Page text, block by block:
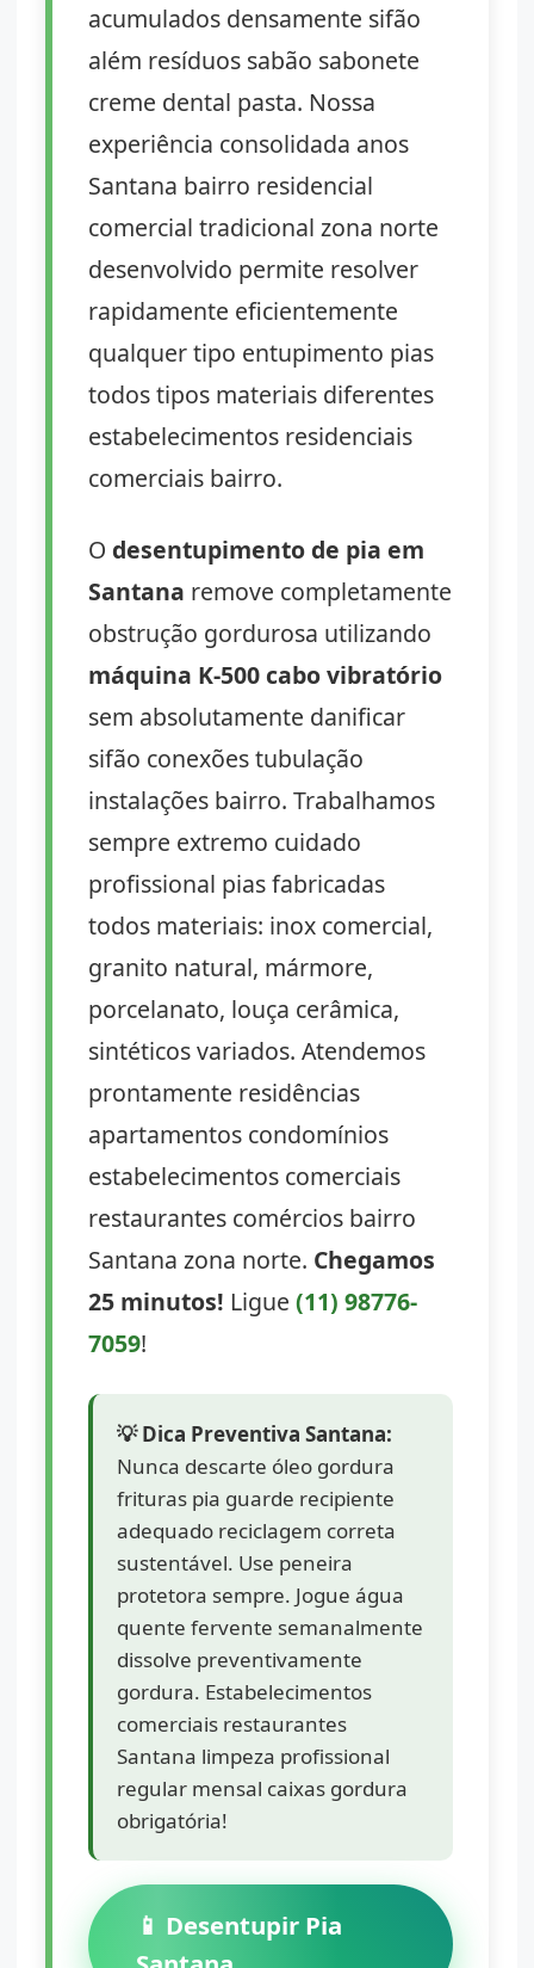
acumulados densamente sifão
além resíduos sabão sabonete
creme dental pasta. Nossa
experiência consolidada anos
Santana bairro residencial
comercial tradicional zona norte
desenvolvido permite resolver
rapidamente eficientemente
qualquer tipo entupimento pias
todos tipos materiais diferentes
estabelecimentos residenciais
comerciais bairro.
O desentupimento de pia em
Santana remove completamente
obstrução gordurosa utilizando
máquina K-500 cabo vibratório
sem absolutamente danificar
sifão conexões tubulação
instalações bairro. Trabalhamos
sempre extremo cuidado
profissional pias fabricadas
todos materiais: inox comercial,
granito natural, mármore,
porcelanato, louça cerâmica,
sintéticos variados. Atendemos
prontamente residências
apartamentos condomínios
estabelecimentos comerciais
restaurantes comércios bairro
Santana zona norte. Chegamos
25 minutos! Ligue(11) 98776-
7059!
💡 Dica Preventiva Santana:
Nunca descarte óleo gordura
frituras pia guarde recipiente
adequado reciclagem correta
sustentável. Use peneira
protetora sempre. Jogue água
quente fervente semanalmente
dissolve preventivamente
gordura. Estabelecimentos
comerciais restaurantes
Santana limpeza profissional
regular mensal caixas gordura
obrigatória!
📱 Desentupir Pia